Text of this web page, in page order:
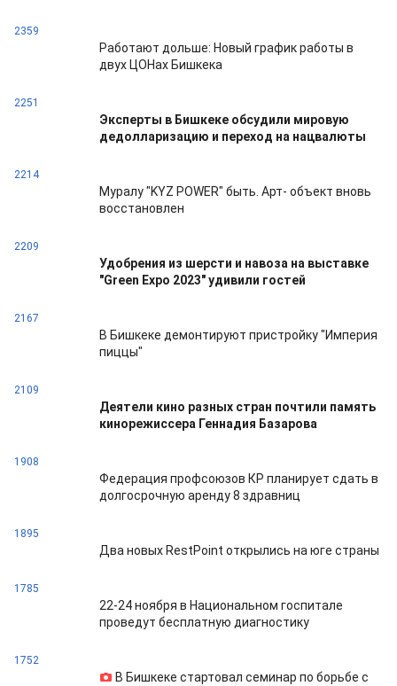
2359
Работают дольше: Новый график работы в
двух ЦОНах Бишкека
2251
Эксперты в Бишкеке обсудили мировую
дедолларизацию и переход на нацвалюты
2214
Муралу "KYZ POWER" быть. Арт- объект вновь
восстановлен
2209
Удобрения из шерсти и навоза на выставке
"Green Expo 2023" удивили гостей
2167
В Бишкеке демонтируют пристройку "Империя
пиццы"
2109
Деятели кино разных стран почтили память
кинорежиссера Геннадия Базарова
1908
Федерация профсоюзов КР планирует сдать в
долгосрочную аренду 8 здравниц
1895
Два новых RestPoint открылись на юге страны
1785
22-24 ноября в Национальном госпитале
проведут бесплатную диагностику
1752
В Бишкеке стартовал семинар по борьбе с